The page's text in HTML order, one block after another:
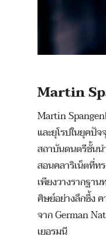
Martin
Martin
และยุโรปในยุคปั
สถาบันดนตรีชั้นน
สอนคลาริเน็ตที่ท
เพียงวางรากฐา
ศิษย์อย่างลึกซึ้ง
จาก German
เยอรมนี